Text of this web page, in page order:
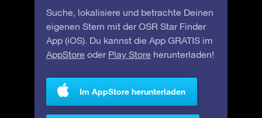
Suche, lokalisiere und betrachte Deinen
eigenen Stern mit der OSR Star Finder
App (iOS). Du kannst die App GRATIS im
AppStore oder Play Store herunterladen!
Im AppStore herunterladen